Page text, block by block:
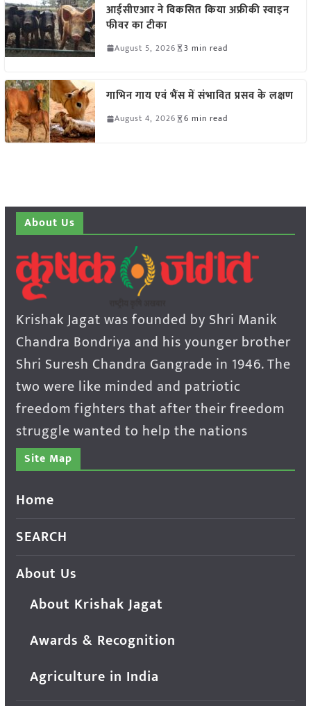
आईसीएआर ने विकसित किया अफ्रीकी स्वाइन
फीवर का टीका
August 5, 2026 3 min read
गाभिन गाय एवं भैंस में संभावित प्रसव के लक्षण
August 4, 2026 6 min read
About Us
Krishak Jagat was founded by Shri Manik
Chandra Bondriya and his younger brother
Shri Suresh Chandra Gangrade in 1946. The
two were like minded and patriotic
freedom fighters that after their freedom
struggle wanted to help the nations
Site Map
Home
SEARCH
About Us
About Krishak Jagat
Awards & Recognition
Agriculture in India